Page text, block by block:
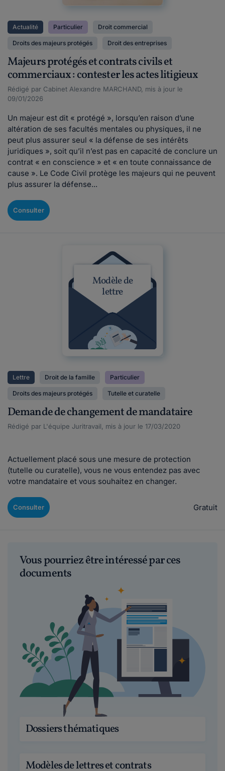
Actualité Particulier Droit commercial
Droits des majeurs protégés Droit des entreprises
Majeurs protégés et contrats civils et
commerciaux : contester les actes litigieux
Rédigé par Cabinet Alexandre MARCHAND, mis à jour le
09/01/2026
Un majeur est dit « protégé », lorsqu’en raison d’une
altération de ses facultés mentales ou physiques, il ne
peut plus assurer seul « la défense de ses intérêts
juridiques », soit qu’il n’est pas en capacité de conclure un
contrat « en conscience » et « en toute connaissance de
cause ». Le Code Civil protège les majeurs qui ne peuvent
plus assurer la défense...
Consulter
Modèle de
lettre
Lettre Droit de la famille Particulier
Droits des majeurs protégés Tutelle et curatelle
Demande de changement de mandataire
Rédigé par L'équipe Juritravail, mis à jour le 17/03/2020
Actuellement placé sous une mesure de protection
(tutelle ou curatelle), vous ne vous entendez pas avec
votre mandataire et vous souhaitez en changer.
Consulter Gratuit
Vous pourriez être intéressé par ces
documents
Dossiers thématiques
Modèles de lettres et contrats